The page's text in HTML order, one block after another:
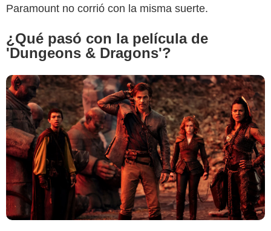
Paramount no corrió con la misma suerte.
¿Qué pasó con la película de
'Dungeons & Dragons'?